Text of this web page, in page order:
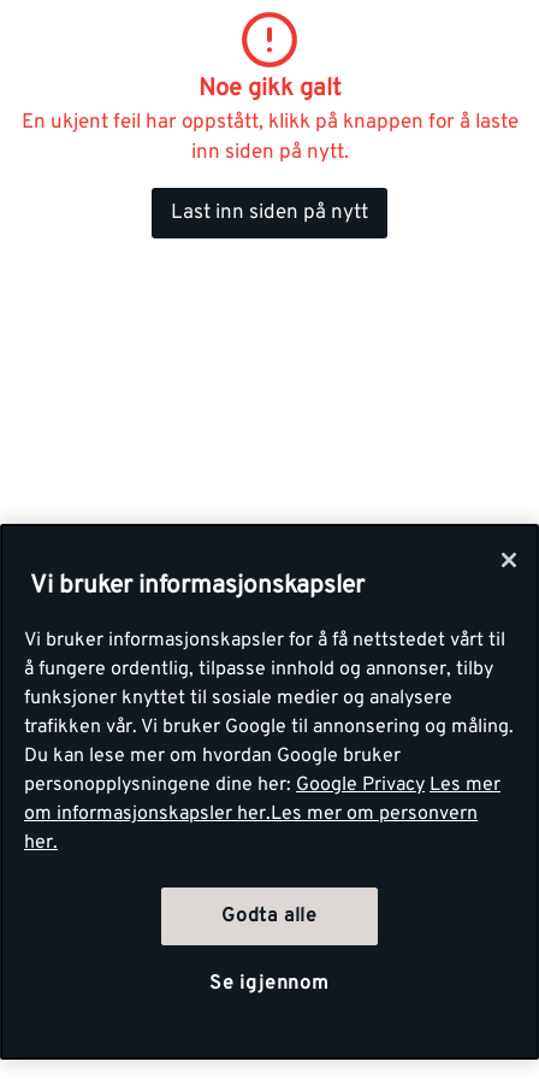
Noe gikk galt
En ukjent feil har oppstått, klikk på knappen for å laste
inn siden på nytt.
Last inn siden på nytt
Vi bruker informasjonskapsler
Vi bruker informasjonskapsler for å få nettstedet vårt til
å fungere ordentlig, tilpasse innhold og annonser, tilby
funksjoner knyttet til sosiale medier og analysere
trafikken vår. Vi bruker Google til annonsering og måling.
Du kan lese mer om hvordan Google bruker
personopplysningene dine her: Google Privacy Les mer
om informasjonskapsler her.Les mer om personvern
her.
Godta alle
Se igjennom